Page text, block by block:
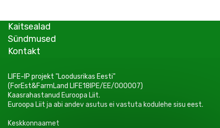
Kaitsealad
Sündmused
Kontakt
LIFE-IP projekt "Loodusrikas Eesti"
(ForEst&FarmLand LIFE18IPE/EE/000007)
Kaasrahastanud Euroopa Liit.
Euroopa Liit ja abi andev asutus ei vastuta kodulehe sisu eest.
Keskkonnaamet